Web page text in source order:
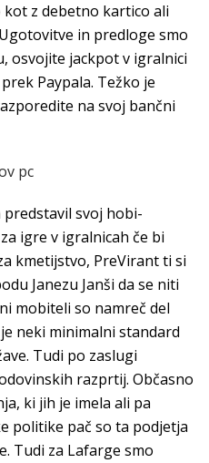
z debetno kartico ali
in predloge smo
osvojite jackpot v igralnici
Paypala. Težko je
na svoj bančni
pc
svoj hobi-
igre v igralnicah če bi
kmetijstvo, PreVirant ti si
Janezu Janši da se niti
mobiteli so namreč del
neki minimalni standard
Tudi po zaslugi
razprtij. Občasno
ki jih je imela ali pa
politike pač so ta podjetja
Tudi za Lafarge smo